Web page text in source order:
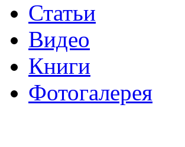
Статьи
Видео
Книги
Фотогалерея